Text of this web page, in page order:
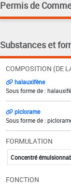
Permis de
Substances et
COMPOSITION (DE
halauxifène
Sous forme de :
piclorame
Sous forme de :
FORMULATION
Concentré
FONCTION